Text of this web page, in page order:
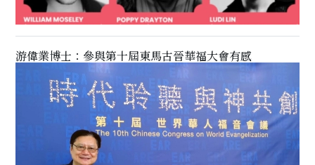
游偉業博士：參與第十屆東馬古晉華福大會有感